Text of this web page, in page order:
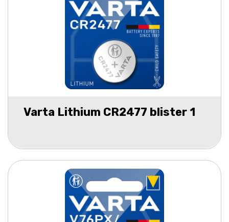
Varta Lithium CR2477 blister 1